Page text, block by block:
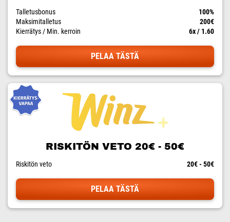
Talletusbonus
100%
Maksimitalletus
200€
Kierrätys / Min. kerroin
6x / 1.60
PELAA TÄSTÄ
RISKITÖN VETO 20€ - 50€
Riskitön veto 20€ - 50€
PELAA TÄSTÄ